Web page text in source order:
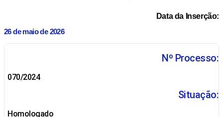
Data da Inserção:
26 de maio de 2026
Nº Processo:
070/2024
Situação:
Homologado